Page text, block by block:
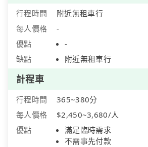
行程時間
附近無租車行
每人價格
-
優點
-
缺點
附近無租車行
計程車
行程時間
365~380分
每人價格
$2,450~3,680/人
優點
滿足臨時需求
不需事先付款